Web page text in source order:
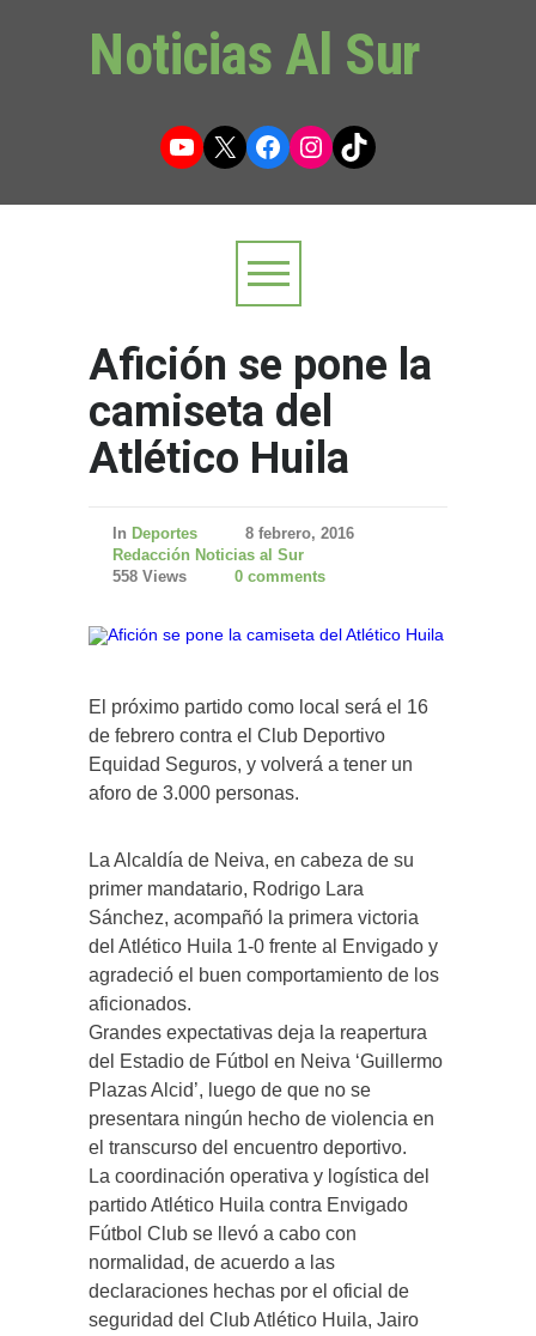
Noticias Al Sur
YouTube
X Facebook
Instagram
TikTok
Afición se pone la
camiseta del
Atlético Huila
In Deportes
8 febrero, 2016
Redacción Noticias al Sur
558 Views
0 comments
El próximo partido como local será el 16
de febrero contra el Club Deportivo
Equidad Seguros, y volverá a tener un
aforo de 3.000 personas.
La Alcaldía de Neiva, en cabeza de su
primer mandatario, Rodrigo Lara
Sánchez, acompañó la primera victoria
del Atlético Huila 1-0 frente al Envigado y
agradeció el buen comportamiento de los
aficionados.
Grandes expectativas deja la reapertura
del Estadio de Fútbol en Neiva ‘Guillermo
Plazas Alcid’, luego de que no se
presentara ningún hecho de violencia en
el transcurso del encuentro deportivo.
La coordinación operativa y logística del
partido Atlético Huila contra Envigado
Fútbol Club se llevó a cabo con
normalidad, de acuerdo a las
declaraciones hechas por el oficial de
seguridad del Club Atlético Huila, Jairo